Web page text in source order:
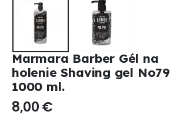
Marmara Barber Gél na
holenie Shaving gel No79
1000 ml.
8,00€